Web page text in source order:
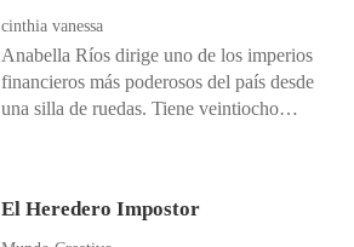
cinthia vanessa
Anabella Ríos dirige uno de los imperios
financieros más poderosos del país desde
una silla de ruedas. Tiene veintiocho
lluvia, hace cinco años, en la que cruzó
una calle sin mirar y se quedó sin piernas
El Heredero Impostor